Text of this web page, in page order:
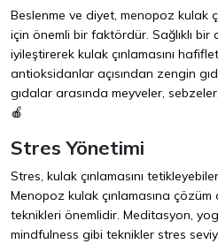
Beslenme ve diyet, menopoz kulak
için önemli bir faktördür. Sağlıklı bir
iyileştirerek kulak çınlamasını
antioksidanlar açısından zengin
gıdalar arasında meyveler,
🍎
Stres Yönetimi
Stres, kulak çınlamasını
Menopoz kulak çınlamasına
teknikleri önemlidir. Meditasyon,
mindfulness gibi teknikler stres